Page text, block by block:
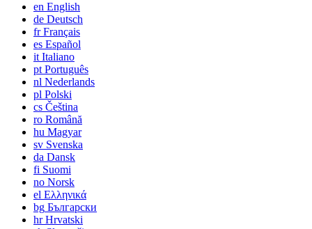
en English
de Deutsch
frFrançais
es Español
it Italiano
pt Português
nl Nederlands
pl Polski
cs Čeština
ro Română
hu Magyar
sv Svenska
da Dansk
fi Suomi
no Norsk
el Ελληνικά
bg Български
hrHrvatski